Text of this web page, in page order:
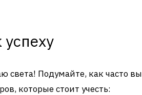
света! Подумайте, как часто вы
которые стоит учесть: